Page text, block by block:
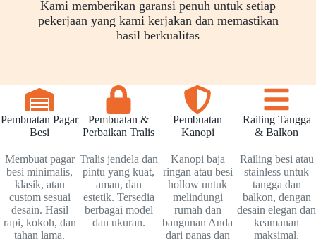
Kami memberikan garansi penuh untuk setiap
pekerjaan yang kami kerjakan dan memastikan
hasil berkualitas
Pembuatan Pagar
Besi
Membuat pagar
besi minimalis,
klasik, atau
custom sesuai
desain. Hasil
rapi, kokoh, dan
tahan lama.
Pembuatan &
Perbaikan Tralis
Tralis jendela dan
pintu yang kuat,
aman, dan
estetik. Tersedia
berbagai model
dan ukuran.
Pembuatan
Kanopi
Kanopi baja
ringan atau besi
hollow untuk
melindungi
rumah dan
bangunan Anda
dari panas dan
Railing Tangga
& Balkon
Railing besi atau
stainless untuk
tangga dan
balkon, dengan
desain elegan dan
keamanan
maksimal.